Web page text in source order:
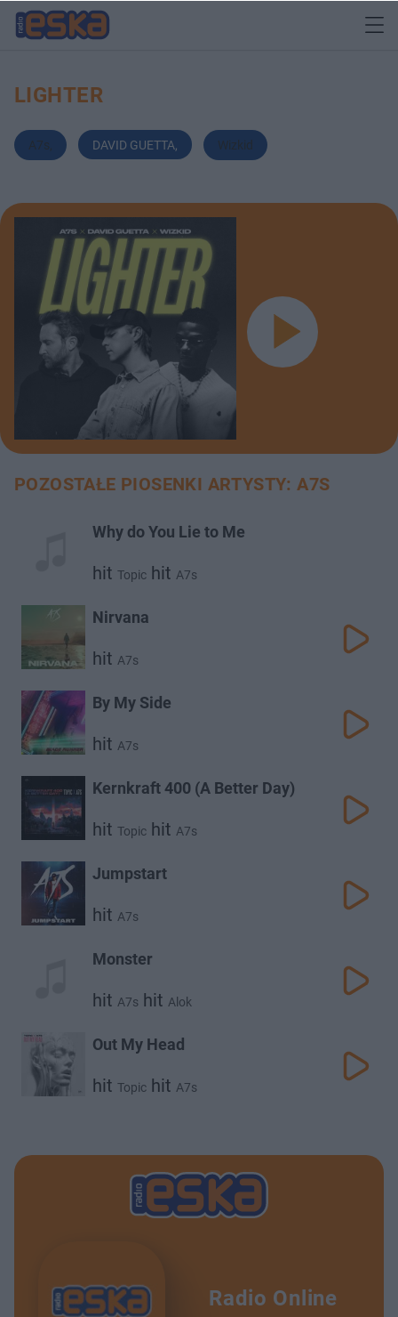
LIGHTER
A7s DAVID GUETTA, Wizkid
POZOSTAŁE PIOSENKI ARTYSTY: A7S
Why do You Lie to Me
hit Topic hit A7s
Nirvana
hit A7s
By My Side
hit A7s
Kernkraft 400 (A Better Day)
hit Topic hit A7s
Jumpstart
hit A7s
Monster
hit A7s hit Alok
Out My Head
hit Topic hit A7s
Radio Online